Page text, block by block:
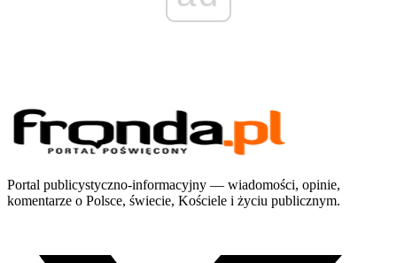
Portal publicystyczno-informacyjny — wiadomości, opinie,
komentarze o Polsce, świecie, Kościele i życiu publicznym.